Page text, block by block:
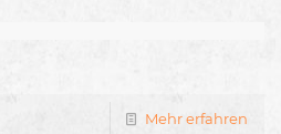
Mehr erfahren